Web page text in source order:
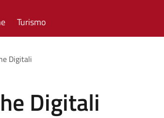
Turismo
Digitali
Digitali